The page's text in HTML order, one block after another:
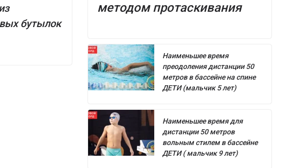
бутылок
методом протаскивания
Наименьшее время
преодоления дистанции 50
метров в бассейне на спине
ДЕТИ (мальчик 5 лет)
Наименьшее время для
дистанции 50 метров
вольным стилем в бассейне
ДЕТИ ( мальчик 9 лет)